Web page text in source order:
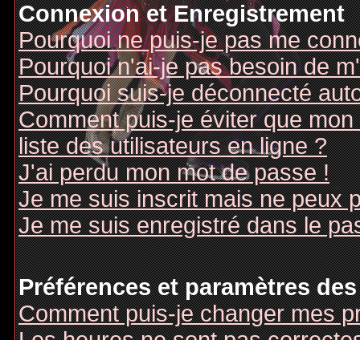
Connexion et Enregistrement
Pourquoi ne puis-je pas me
Pourquoi n'ai-je pas besoin de
Pourquoi suis-je déconnecté
Comment puis-je éviter que
liste des utilisateurs en ligne ?
J'ai perdu mon mot de passe !
Je me suis inscrit mais ne peux
Je me suis enregistré dans le
Préférences et paramètres
Comment puis-je changer mes